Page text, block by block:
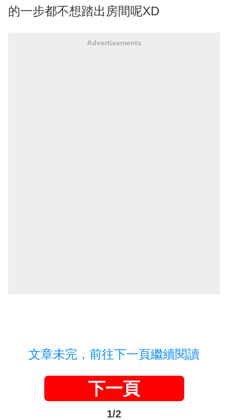
的一步都不想踏出房間呢XD
Advertisements
文章未完，前往下一頁繼續閱讀
下一頁
1/2